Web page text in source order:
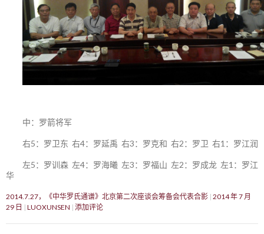
中：罗箭将军
右5：罗卫东 右4：罗延禹 右3：罗克和 右2：罗卫 右1：罗江润
左5：罗训森 左4：罗海曦 左3：罗福山 左2：罗成龙 左1：罗江
华
2014.7.27，《中华罗氏通谱》北京第二次座谈会筹备会代表合影 2014 年 7 月
29 日
LUOXUNSEN 添加评论